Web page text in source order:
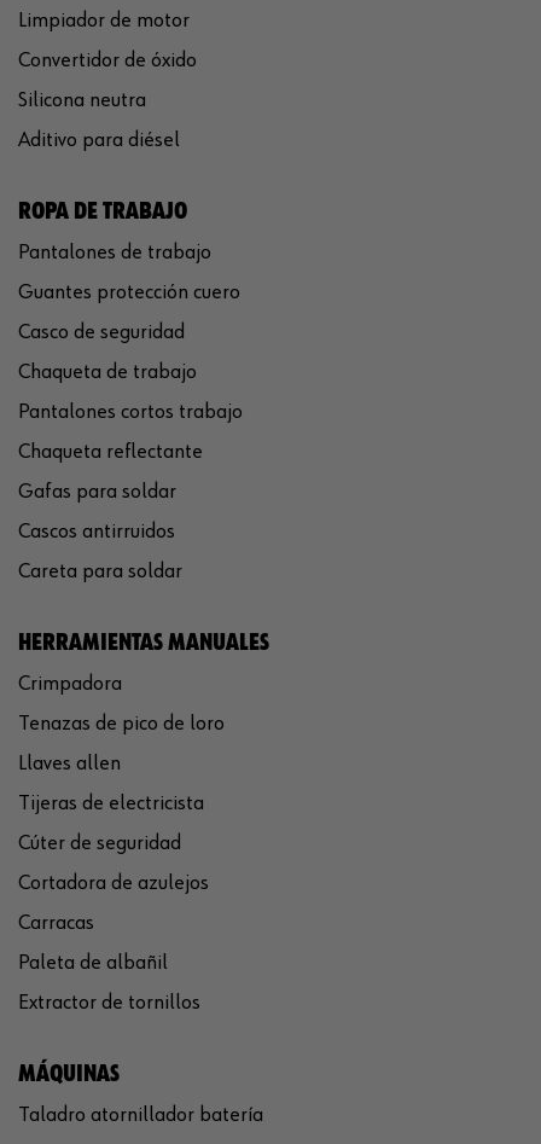
Limpiador de motor
Convertidor de óxido
Silicona neutra
Aditivo para diésel
ROPA DE TRABAJO
Pantalones de trabajo
Guantes protección cuero
Casco de seguridad
Chaqueta de trabajo
Pantalones cortos trabajo
Chaqueta reflectante
Gafas para soldar
Cascos antirruidos
Careta para soldar
HERRAMIENTAS MANUALES
Crimpadora
Tenazas de pico de loro
Llaves allen
Tijeras de electricista
Cúter de seguridad
Cortadora de azulejos
Carracas
Paleta de albañil
Extractor de tornillos
MÁQUINAS
Taladro atornillador batería